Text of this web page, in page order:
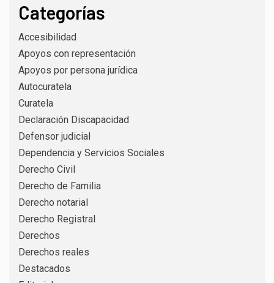
Categorías
Accesibilidad
Apoyos con representación
Apoyos por persona jurídica
Autocuratela
Curatela
Declaración Discapacidad
Defensor judicial
Dependencia y Servicios Sociales
Derecho Civil
Derecho de Familia
Derecho notarial
Derecho Registral
Derechos
Derechos reales
Destacados